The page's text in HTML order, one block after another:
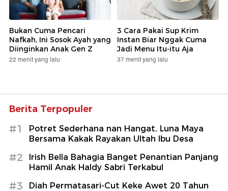
Bukan Cuma Pencari
Nafkah, Ini Sosok Ayah yang
Diinginkan Anak Gen Z
22 menit yang lalu
3 Cara Pakai Sup Krim
Instan Biar Nggak Cuma
Jadi Menu Itu-itu Aja
37 menit yang lalu
Berita Terpopuler
#1
Potret Sederhana nan Hangat, Luna Maya
Bersama Kakak Rayakan Ultah Ibu Desa
#2
Irish Bella Bahagia Banget Penantian Panjang
Hamil Anak Haldy Sabri Terkabul
#3
Diah Permatasari-Cut Keke Awet 20 Tahun